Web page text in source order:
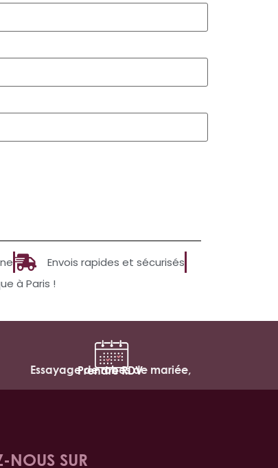
Envois rapides et sécurisés
à Paris !
Essayage de robes de mariée,
Prendre RDV
NOUS SUR